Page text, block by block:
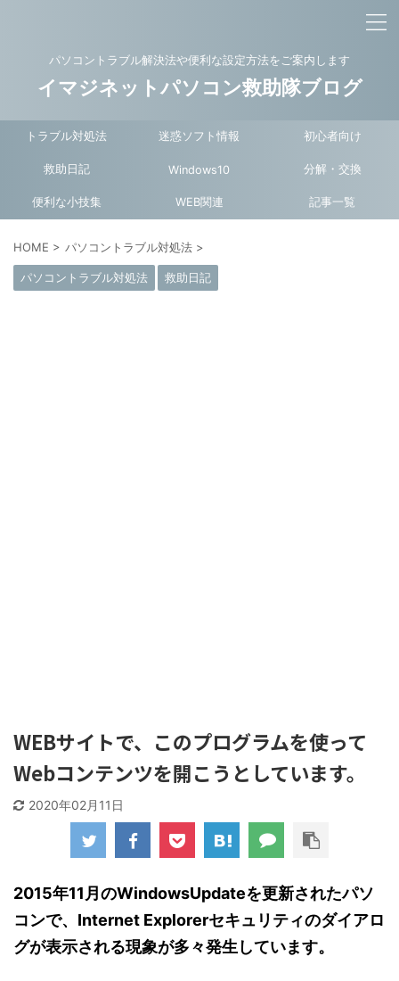
パソコントラブル解決法や便利な設定方法をご案内します
イマジネットパソコン救助隊ブログ
トラブル対処法 迷惑ソフト情報 初心者向け
救助日記 Windows10 分解・交換
便利な小技集 WEB関連 記事一覧
HOME > パソコントラブル対処法 >
パソコントラブル対処法 救助日記
WEBサイトで、このプログラムを使って
Webコンテンツを開こうとしています。
2020年02月11日
2015年11月のWindowsUpdateを更新されたパソ
コンで、Internet Explorerセキュリティのダイアロ
グが表示される現象が多々発生しています。